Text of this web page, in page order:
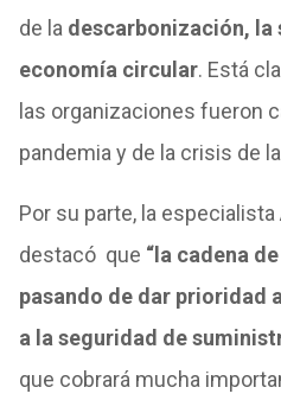
de la descarbonización, la
economía circular. Está
las organizaciones fueron
pandemia y de la crisis de
Por su parte, la especialista
destacó que “la cadena
pasando de dar prioridad
a la seguridad de
que cobrará mucha